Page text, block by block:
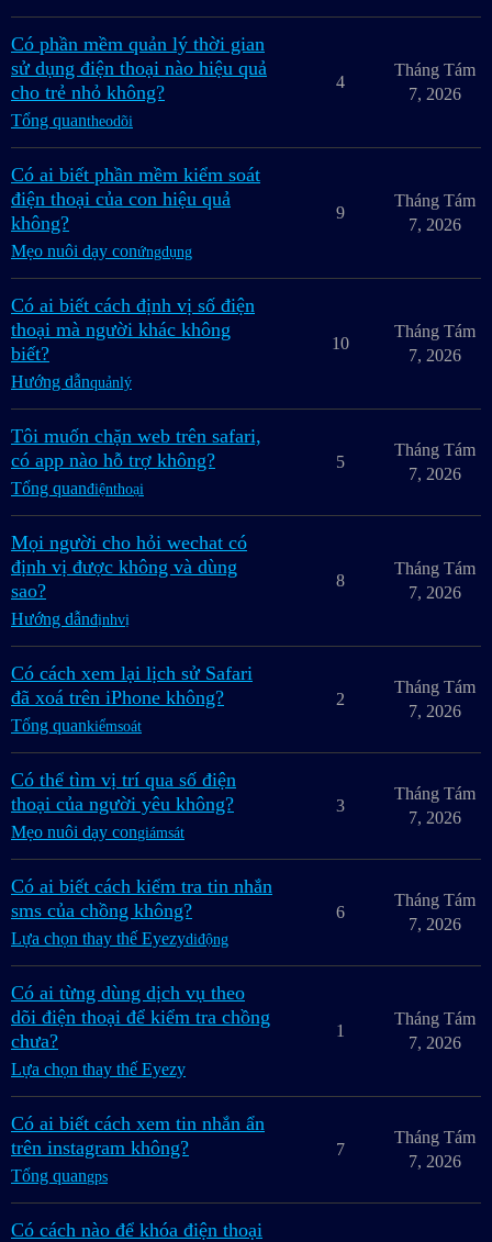
Có phần mềm quản lý thời gian
sử dụng điện thoại nào hiệu quả
cho trẻ nhỏ không?
Tổng quantheodõi
4
Tháng Tám
7, 2026
Có ai biết phần mềm kiểm soát
điện thoại của con hiệu quả
không?
Mẹo nuôi dạy conứngdụng
9
Tháng Tám
7, 2026
Có ai biết cách định vị số điện
thoại mà người khác không
biết?
Hướng dẫnquảnlý
10
Tháng Tám
7, 2026
Tôi muốn chặn web trên safari,
có app nào hỗ trợ không?
Tổng quanđiệnthoại
5
Tháng Tám
7, 2026
Mọi người cho hỏi wechat có
định vị được không và dùng
sao?
Hướng dẫnđịnhvị
8
Tháng Tám
7, 2026
Có cách xem lại lịch sử Safari
đã xoá trên iPhone không?
Tổng quankiểmsoát
2
Tháng Tám
7, 2026
Có thể tìm vị trí qua số điện
thoại của người yêu không?
Mẹo nuôi dạy congiámsát
3
Tháng Tám
7, 2026
Có ai biết cách kiểm tra tin nhắn
sms của chồng không?
Lựa chọn thay thế Eyezydiđộng
6
Tháng Tám
7, 2026
Có ai từng dùng dịch vụ theo
dõi điện thoại để kiểm tra chồng
chưa?
Lựa chọn thay thế Eyezy
1
Tháng Tám
7, 2026
Có ai biết cách xem tin nhắn ẩn
trên instagram không?
Tổng quangps
7
Tháng Tám
7, 2026
Có cách nào để khóa điện thoại